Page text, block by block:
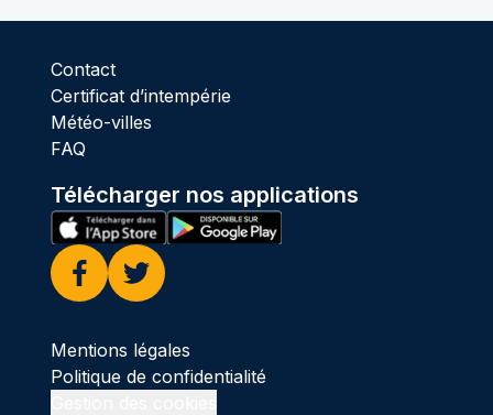
Contact
Certificat d’intempérie
Météo-villes
FAQ
Télécharger nos applications
Facebook
Twitter
Mentions légales
Politique de confidentialité